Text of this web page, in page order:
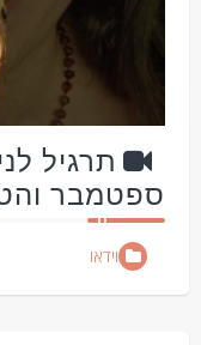
תרגיל
ספטמבר
וידאו